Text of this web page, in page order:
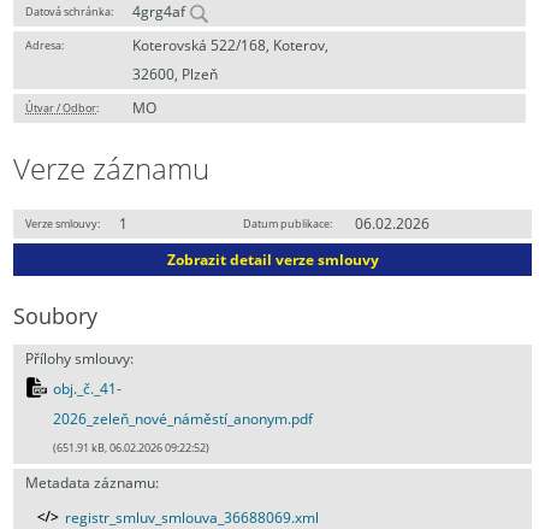
Datová schránka: 4grg4af
Adresa:
Koterovská 522/168, Koterov,
32600, Plzeň
Útvar / Odbor: MO
Verze záznamu
Verze smlouvy: 1 Datum publikace:
06.02.2026
Zobrazit detail verze smlouvy
Soubory
Přílohy smlouvy:
obj._č._41-
2026_zeleň_nové_náměstí_anonym.pdf
(651.91 kB, 06.02.2026 09:22:52)
Metadata záznamu:
registr_smluv_smlouva_36688069.xml